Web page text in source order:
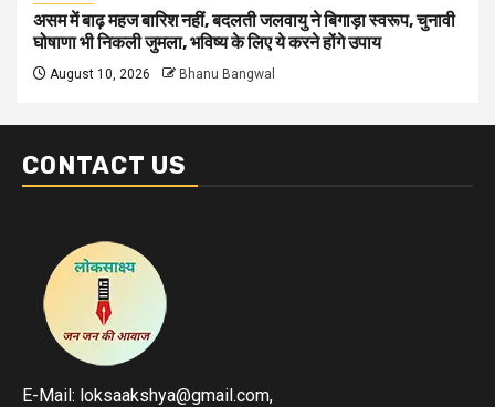
असम में बाढ़ महज बारिश नहीं, बदलती जलवायु ने बिगाड़ा स्वरूप, चुनावी
घोषाणा भी निकली जुमला, भविष्य के लिए ये करने होंगे उपाय
August 10, 2026 Bhanu Bangwal
CONTACT US
E-Mail: loksaakshya@gmail.com,